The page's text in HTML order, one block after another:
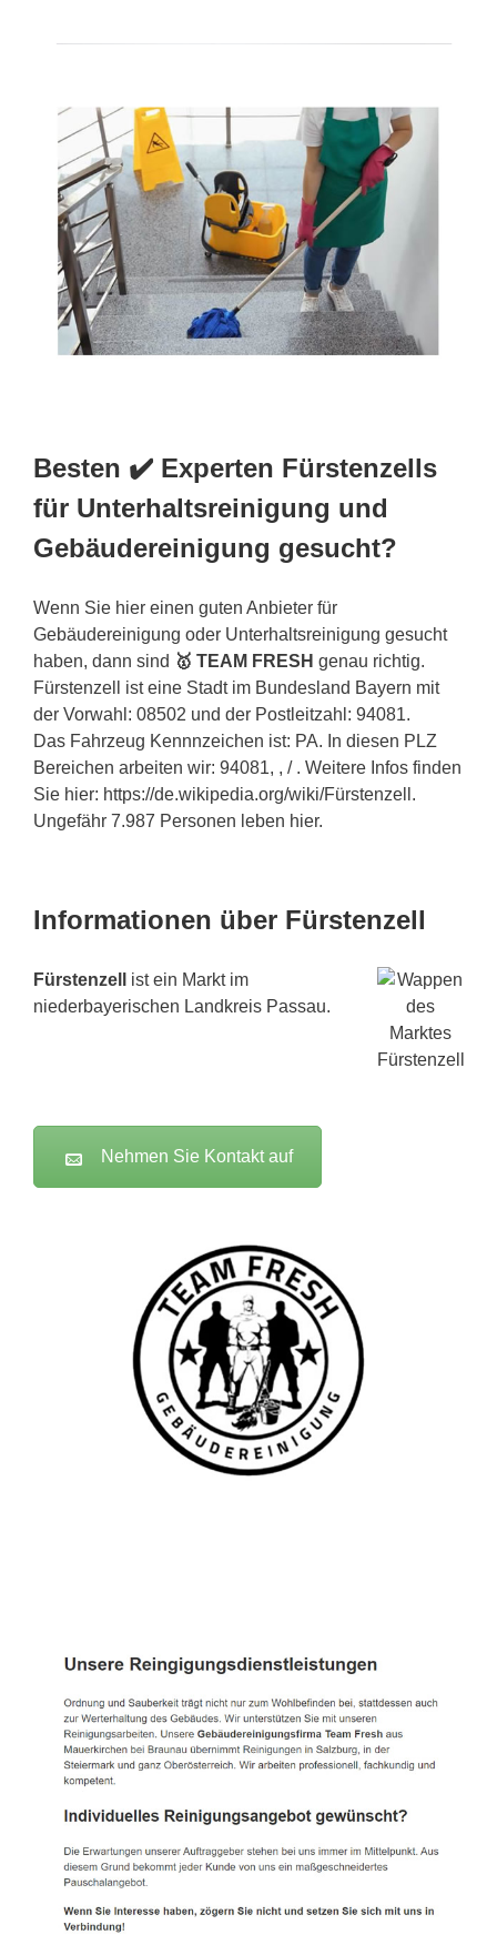
Besten ✔️ Experten Fürstenzells
für Unterhaltsreinigung und
Gebäudereinigung gesucht?
Wenn Sie hier einen guten Anbieter für
Gebäudereinigung oder Unterhaltsreinigung gesucht
haben, dann sind 🥇 TEAM FRESH genau richtig.
Fürstenzell ist eine Stadt im Bundesland Bayern mit
der Vorwahl: 08502 und der Postleitzahl: 94081.
Das Fahrzeug Kennnzeichen ist: PA. In diesen PLZ
Bereichen arbeiten wir: 94081, , / . Weitere Infos finden
Sie hier: https://de.wikipedia.org/wiki/Fürstenzell.
Ungefähr 7.987 Personen leben hier.
Informationen über Fürstenzell
Fürstenzell
ist ein Markt im
niederbayerischen Landkreis Passau.
Nehmen Sie Kontakt auf